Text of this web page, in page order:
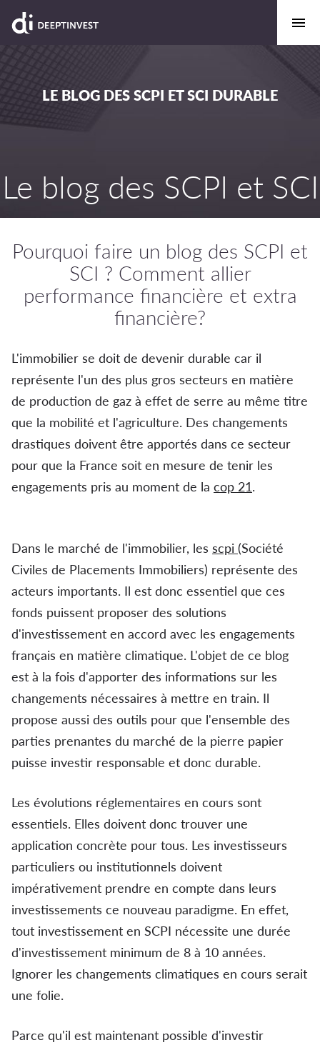
LE BLOG DES SCPI ET SCI DURABLE
Le blog des SCPI et SCI
Pourquoi faire un blog des SCPI et
SCI ? Comment allier
performance financière et extra
financière?
L'immobilier se doit de devenir durable car il
représente l'un des plus gros secteurs en matière
de production de gaz à effet de serre au même titre
que la mobilité et l'agriculture. Des changements
drastiques doivent être apportés dans ce secteur
pour que la France soit en mesure de tenir les
engagements pris au moment de la cop 21.
Dans le marché de l'immobilier, les scpi (Société
Civiles de Placements Immobiliers) représente des
acteurs importants. Il est donc essentiel que ces
fonds puissent proposer des solutions
d'investissement en accord avec les engagements
français en matière climatique. L'objet de ce blog
est à la fois d'apporter des informations sur les
changements nécessaires à mettre en train. Il
propose aussi des outils pour que l'ensemble des
parties prenantes du marché de la pierre papier
puisse investir responsable et donc durable.
Les évolutions réglementaires en cours sont
essentiels. Elles doivent donc trouver une
application concrète pour tous. Les investisseurs
particuliers ou institutionnels doivent
impérativement prendre en compte dans leurs
investissements ce nouveau paradigme. En effet,
tout investissement en SCPI nécessite une durée
d'investissement minimum de 8 à 10 années.
Ignorer les changements climatiques en cours serait
une folie.
Parce qu'il est maintenant possible d'investir